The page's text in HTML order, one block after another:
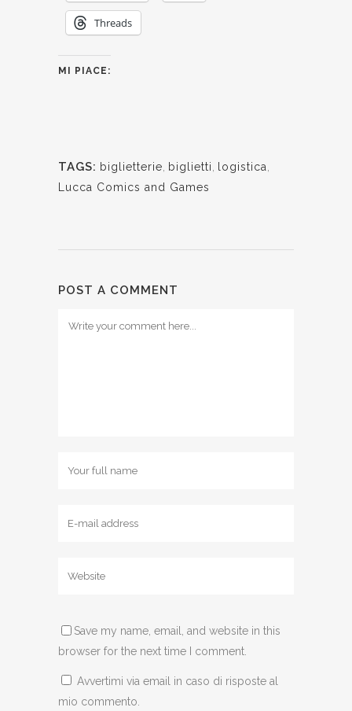
Threads
MI PIACE:
TAGS: biglietterie, biglietti, logistica,
Lucca Comics and Games
POST A COMMENT
Save my name, email, and website in this
browser for the next time I comment.
Avvertimi via email in caso di risposte al
mio commento.